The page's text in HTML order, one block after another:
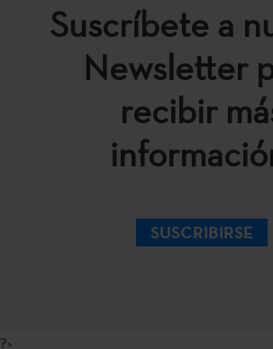
Suscríbete a
Newsletter
recibir
SUSCRIBIRSE
?>